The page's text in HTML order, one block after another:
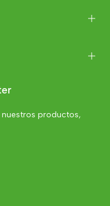
productos,